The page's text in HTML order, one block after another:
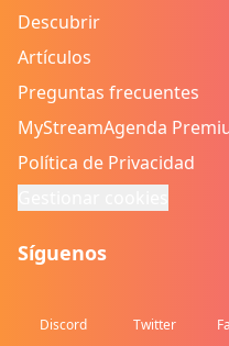
Descubrir
Artículos
Preguntas frecuentes
MyStreamAgenda
Política de Privacidad
Síguenos
Discord Twitter